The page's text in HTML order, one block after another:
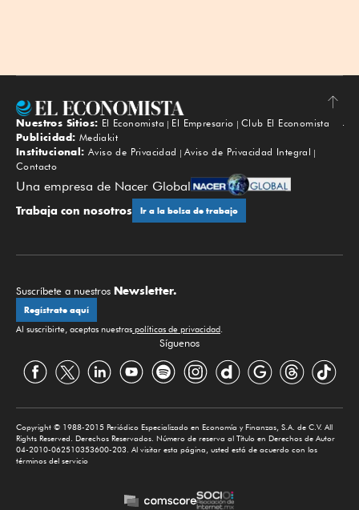
Subir
Nuestros Sitios: El Economista El Empresario
Club El Economista
Publicidad: Mediakit
Institucional: Aviso de Privacidad
Aviso de Privacidad Integral
Contacto
Una empresa de Nacer Global
Trabaja con nosotros Ir a la bolsa de trabajo
Suscríbete a nuestros Newsletter.
Regístrate aquí
Al suscribirte, aceptas nuestras políticas de privacidad.
Síguenos
Copyright © 1988-2015 Periódico Especializado en Economía y Finanzas, S.A. de C.V. All
Rights Reserved. Derechos Reservados. Número de reserva al Título en Derechos de Autor
04-2010-062510353600-203. Al visitar esta página, usted está de acuerdo con los
términos del servicio